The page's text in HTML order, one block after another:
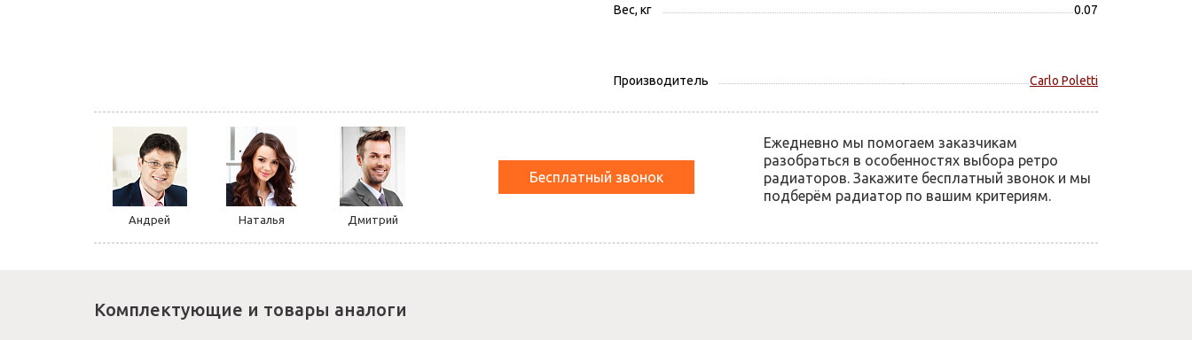
Вес, кг
0.07
Производитель Carlo Poletti
Андрей Наталья Дмитрий
Бесплатный звонок
Ежедневно мы помогаем заказчикам
разобраться в особенностях выбора ретро
радиаторов. Закажите бесплатный звонок и мы
подберём радиатор по вашим критериям.
Комплектующие и товары аналоги